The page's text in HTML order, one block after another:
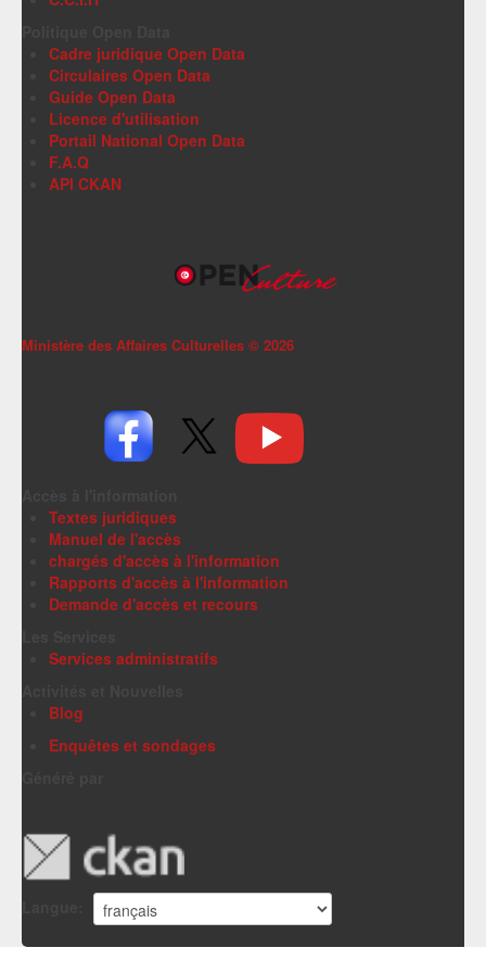
Cadre juridique Open Data
Circulaires Open Data
Guide Open Data
Licence d'utilisation
Portail National Open Data
F.A.Q
API CKAN
Ministère des Affaires Culturelles © 2026
Textes juridiques
Manuel de l'accès
chargés d'accès à l'information
Rapports d'accès à l'information
Demande d'accès et recours
Services administratifs
Blog
Enquêtes et sondages